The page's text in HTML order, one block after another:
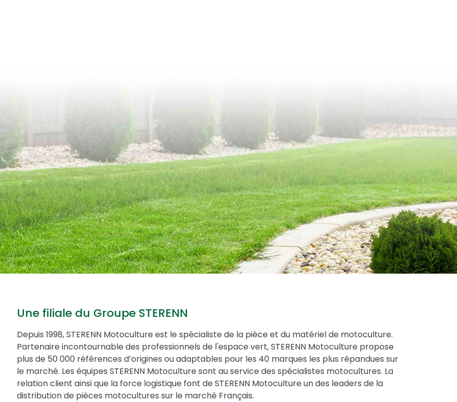
Une filiale du Groupe STERENN
Depuis 1998, STERENN Motoculture est le spécialiste de la pièce et du matériel de motoculture.
Partenaire incontournable des professionnels de l'espace vert, STERENN Motoculture propose
plus de 50 000 références d’origines ou adaptables pour les 40 marques les plus répandues sur
le marché. Les équipes STERENN Motoculture sont au service des spécialistes motocultures. La
relation client ainsi que la force logistique font de STERENN Motoculture un des leaders de la
distribution de pièces motocultures sur le marché Français.